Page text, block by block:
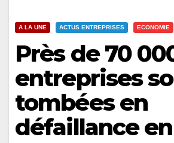
A LA UNE ACTUS ENTREPRISES ECONOMIE
Près de 70
entreprises
tombées en
défaillance